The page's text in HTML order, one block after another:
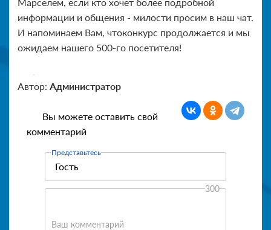
информации и общения - милости просим в наш чат.
И напоминаем Вам, чтоконкурс продолжается и мы
ожидаем нашего 500-го посетителя!
Автор: Администратор
Вы можете оставить свой
комментарий
Представьтесь
Ваш комментарий
300